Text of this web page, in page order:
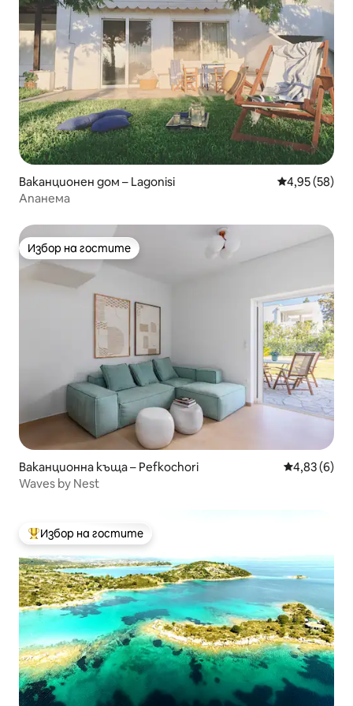
Ваканционен дом – Lagonisi Средна
4,95 (58)
Апанема
Избор на гостите
Избор на гостите
Ваканционна къща – Pefkochori Средна
4,83 (6)
Waves by Nest
Най-популярен избор на гостите
Избор на гостите